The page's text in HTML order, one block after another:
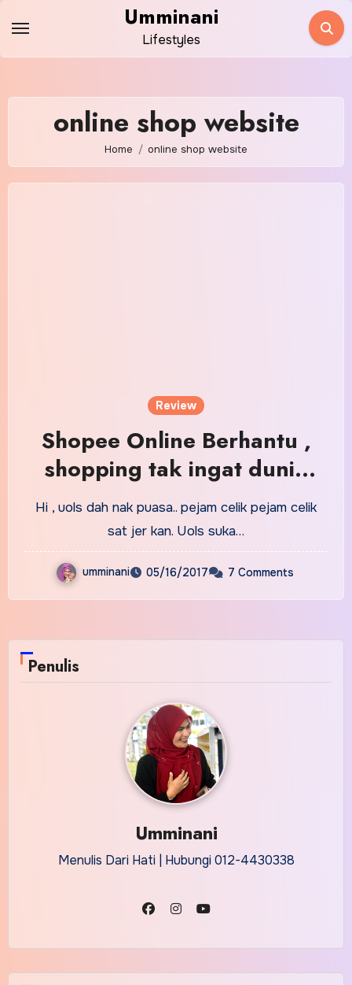
content
Umminani
Lifestyles
online shop website
Home online shop website
Review
Shopee Online Berhantu ,
shopping tak ingat dunia
bila macam-macam ada!
Hi , uols dah nak puasa.. pejam celik pejam celik
sat jer kan. Uols suka…
umminani 05/16/2017 7 Comments
Penulis
Umminani
Menulis Dari Hati | Hubungi 012-4430338